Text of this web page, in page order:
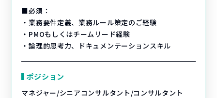
■必須：
・業務要件定義、業務ルール策定のご経験
・PMOもしくはチームリード経験
・論理的思考力、ドキュメンテーションスキル
ポジション
マネジャー/シニアコンサルタント/コンサルタント